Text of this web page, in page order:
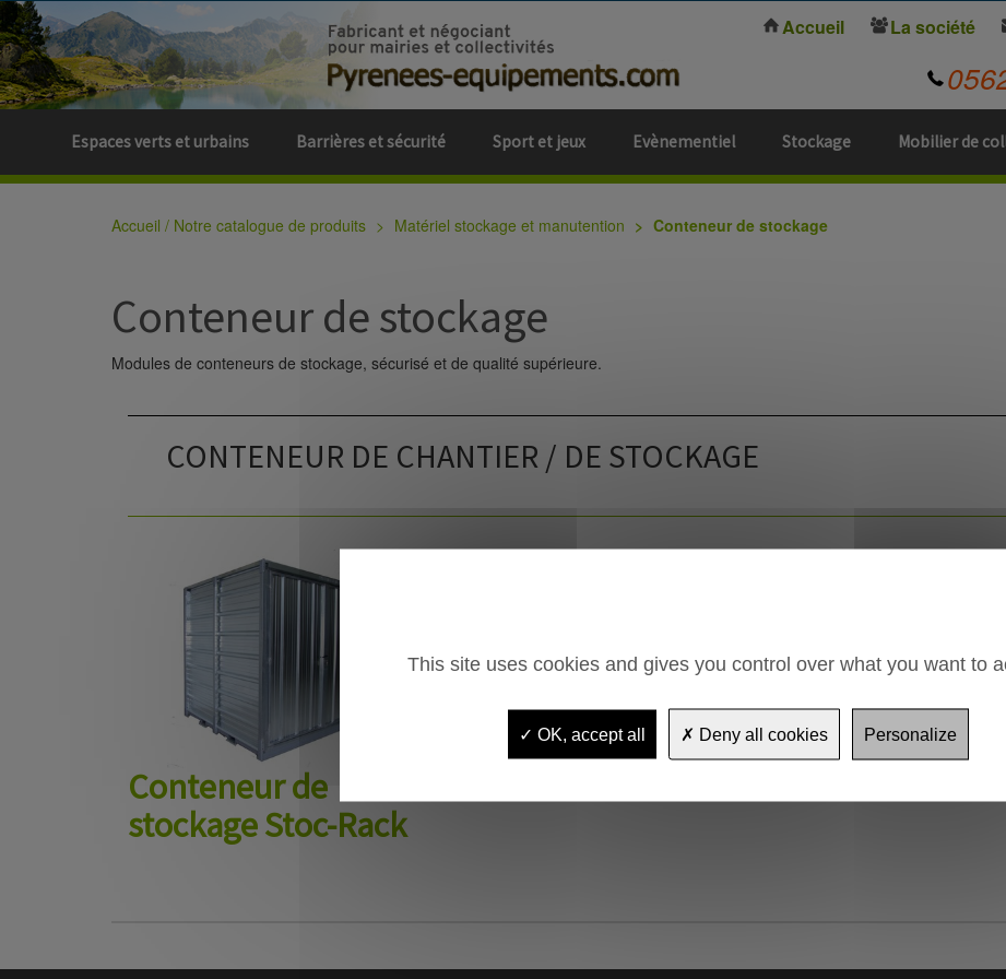
Espaces verts et urbains Barrières et sécurité Sport et jeux Evènementiel Stockage Mobilier de
Accueil La société
Accueil / Notre catalogue de produits Matériel stockage et manutention Conteneur de stockage
Conteneur de stockage
Modules de conteneurs de stockage, sécurisé et de qualité supérieure.
CONTENEUR DE CHANTIER / DE STOCKAGE
Conteneur de
stockage Stoc-Rack
This site uses cookies and gives you control over what you want to
OK, accept all Deny all cookies Personalize